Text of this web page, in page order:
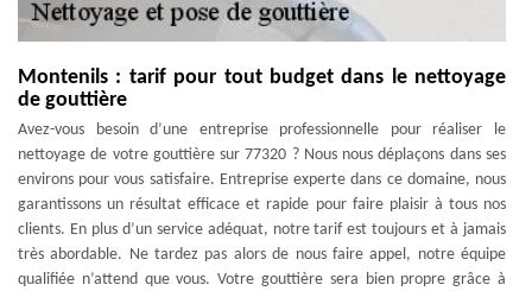
Montenils : tarif pour tout budget dans le nettoyage
de gouttière
Avez-vous besoin d’une entreprise professionnelle pour réaliser le
nettoyage de votre gouttière sur 77320 ? Nous nous déplaçons dans ses
environs pour vous satisfaire. Entreprise experte dans ce domaine, nous
garantissons un résultat efficace et rapide pour faire plaisir à tous nos
clients. En plus d’un service adéquat, notre tarif est toujours et à jamais
très abordable. Ne tardez pas alors de nous faire appel, notre équipe
qualifiée n’attend que vous. Votre gouttière sera bien propre grâce à